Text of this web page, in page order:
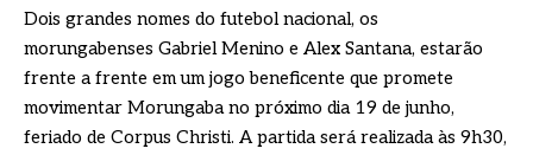
Dois grandes nomes do futebol nacional, os
morungabenses Gabriel Menino e Alex Santana, estarão
frente a frente em um jogo beneficente que promete
movimentar Morungaba no próximo dia 19 de junho,
feriado de Corpus Christi. A partida será realizada às 9h30,